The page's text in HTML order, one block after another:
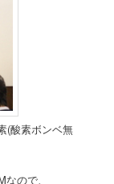
(酸素ボンベ無
ので、